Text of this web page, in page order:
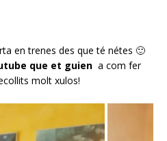
en trenes des que té nétes 🙂
que et guien a com fer
molt xulos!